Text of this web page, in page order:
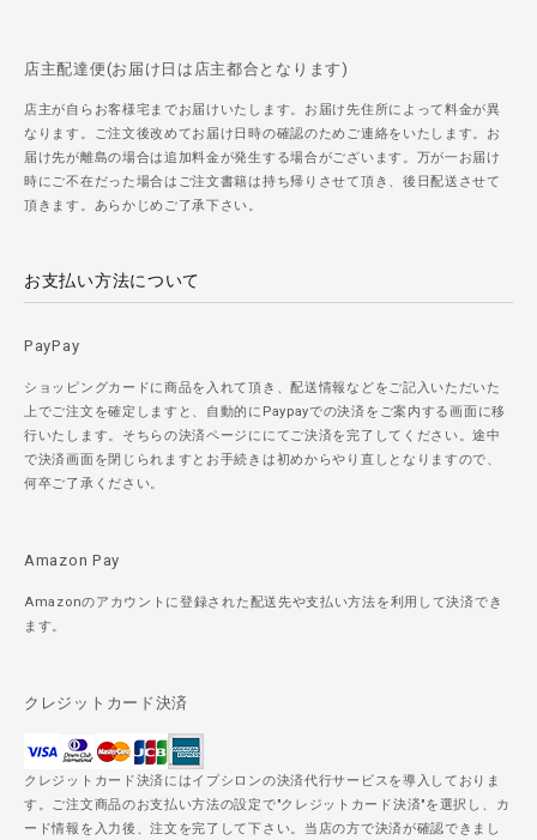
店主配達便(お届け日は店主都合となります)
店主が自らお客様宅までお届けいたします。お届け先住所によって料金が異
なります。ご注文後改めてお届け日時の確認のためご連絡をいたします。お
届け先が離島の場合は追加料金が発生する場合がございます。万が一お届け
時にご不在だった場合はご注文書籍は持ち帰りさせて頂き、後日配送させて
頂きます。あらかじめご了承下さい。
お支払い方法について
PayPay
ショッピングカードに商品を入れて頂き、配送情報などをご記入いただいた
上でご注文を確定しますと、自動的にPaypayでの決済をご案内する画面に移
行いたします。そちらの決済ページににてご決済を完了してください。途中
で決済画面を閉じられますとお手続きは初めからやり直しとなりますので、
何卒ご了承ください。
Amazon Pay
Amazonのアカウントに登録された配送先や支払い方法を利用して決済でき
ます。
クレジットカード決済
クレジットカード決済にはイプシロンの決済代行サービスを導入しておりま
す。ご注文商品のお支払い方法の設定で"クレジットカード決済"を選択し、カ
ード情報を入力後、注文を完了して下さい。当店の方で決済が確認できまし